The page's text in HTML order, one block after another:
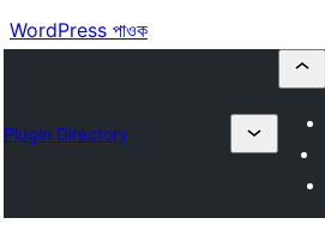
WordPress পাওক
Plugin Directory